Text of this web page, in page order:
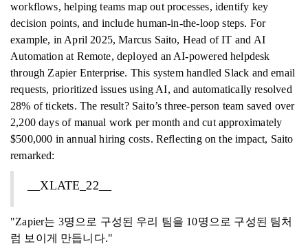
workflows, helping teams map out processes, identify key
decision points, and include human-in-the-loop steps. For
example, in April 2025, Marcus Saito, Head of IT and AI
Automation at Remote, deployed an AI-powered helpdesk
through Zapier Enterprise. This system handled Slack and email
requests, prioritized issues using AI, and automatically resolved
28% of tickets. The result? Saito’s three-person team saved over
2,200 days of manual work per month and cut approximately
$500,000 in annual hiring costs. Reflecting on the impact, Saito
remarked:
__XLATE_22__
"Zapier는 3명으로 구성된 우리 팀을 10명으로 구성된 팀처
럼 보이게 만듭니다."